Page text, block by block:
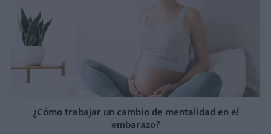
¿Cómo trabajar un cambio de mentalidad en el
embarazo?